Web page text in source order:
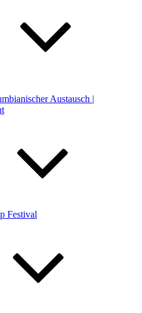
Austausch |
Festival